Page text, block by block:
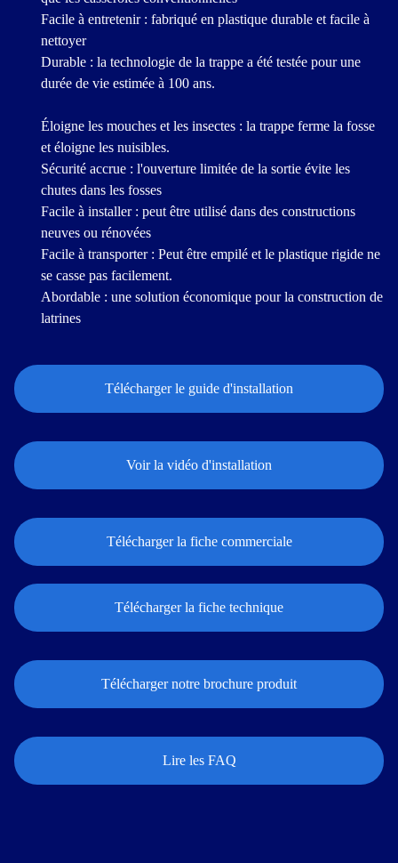
Facile à entretenir : fabriqué en plastique durable et facile à
nettoyer
Durable : la technologie de la trappe a été testée pour une
durée de vie estimée à 100 ans.
Éloigne les mouches et les insectes : la trappe ferme la fosse
et éloigne les nuisibles.
Sécurité accrue : l'ouverture limitée de la sortie évite les
chutes dans les fosses
Facile à installer : peut être utilisé dans des constructions
neuves ou rénovées
Facile à transporter : Peut être empilé et le plastique rigide ne
se casse pas facilement.
Abordable : une solution économique pour la construction de
latrines
Télécharger le guide d'installation
Voir la vidéo d'installation
Télécharger la fiche commerciale
Télécharger la fiche technique
Télécharger notre brochure produit
Lire les FAQ